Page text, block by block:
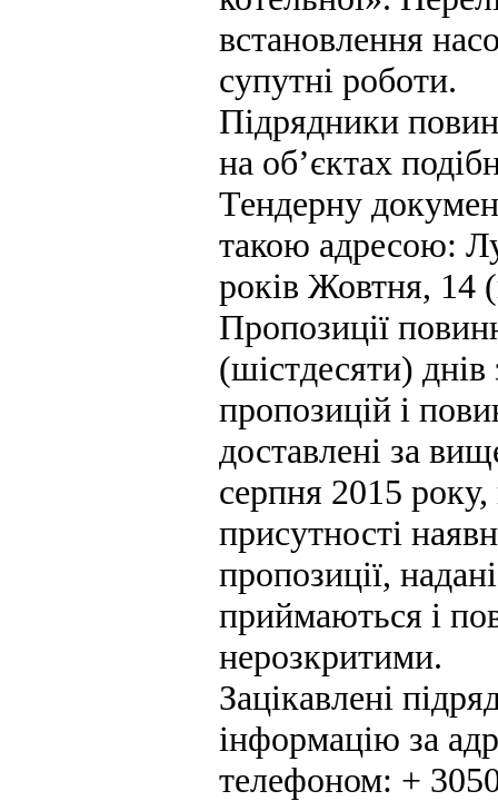
встановлення
супутні роботи.
Підрядники
на об’єктах
Тендерну
такою адресою:
років Жовтня, 14
Пропозиції
(шістдесяти)
пропозицій і
доставлені за
серпня 2015 року,
присутності
пропозиції,
приймаються і
нерозкритими.
Зацікавлені
інформацію за
телефоном: +